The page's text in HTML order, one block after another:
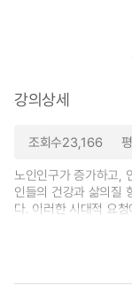
강의상세
조회수23,166
노인인구가 증가하고,
인들의 건강과 삶의질
다. 이러한 시대적 요
리 창출이 이루어지고